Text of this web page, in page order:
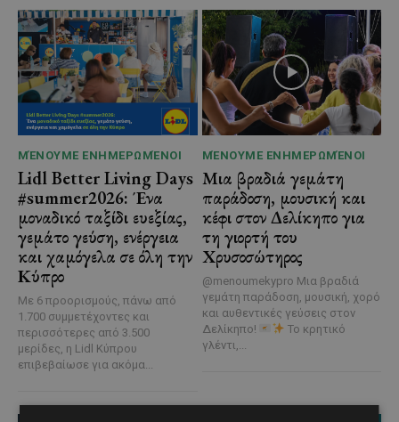
ΜΈΝΟΥΜΕ ΕΝΗΜΕΡΩΜΈΝΟΙ
Lidl Better Living Days
#summer2026: Ένα
μοναδικό ταξίδι ευεξίας,
γεμάτο γεύση, ενέργεια
και χαμόγελα σε όλη την
Κύπρο
Με 6 προορισμούς, πάνω από
1.700 συμμετέχοντες και
περισσότερες από 3.500
μερίδες, η Lidl Κύπρου
επιβεβαίωσε για ακόμα...
ΜΈΝΟΥΜΕ ΕΝΗΜΕΡΩΜΈΝΟΙ
Μια βραδιά γεμάτη
παράδοση, μουσική και
κέφι στον Δελίκηπο για
τη γιορτή του
Χρυσοσώτηρος
@menoumekypro Μια βραδιά
γεμάτη παράδοση, μουσική, χορό
και αυθεντικές γεύσεις στον
Δελίκηπο!
Το κρητικό
γλέντι,...